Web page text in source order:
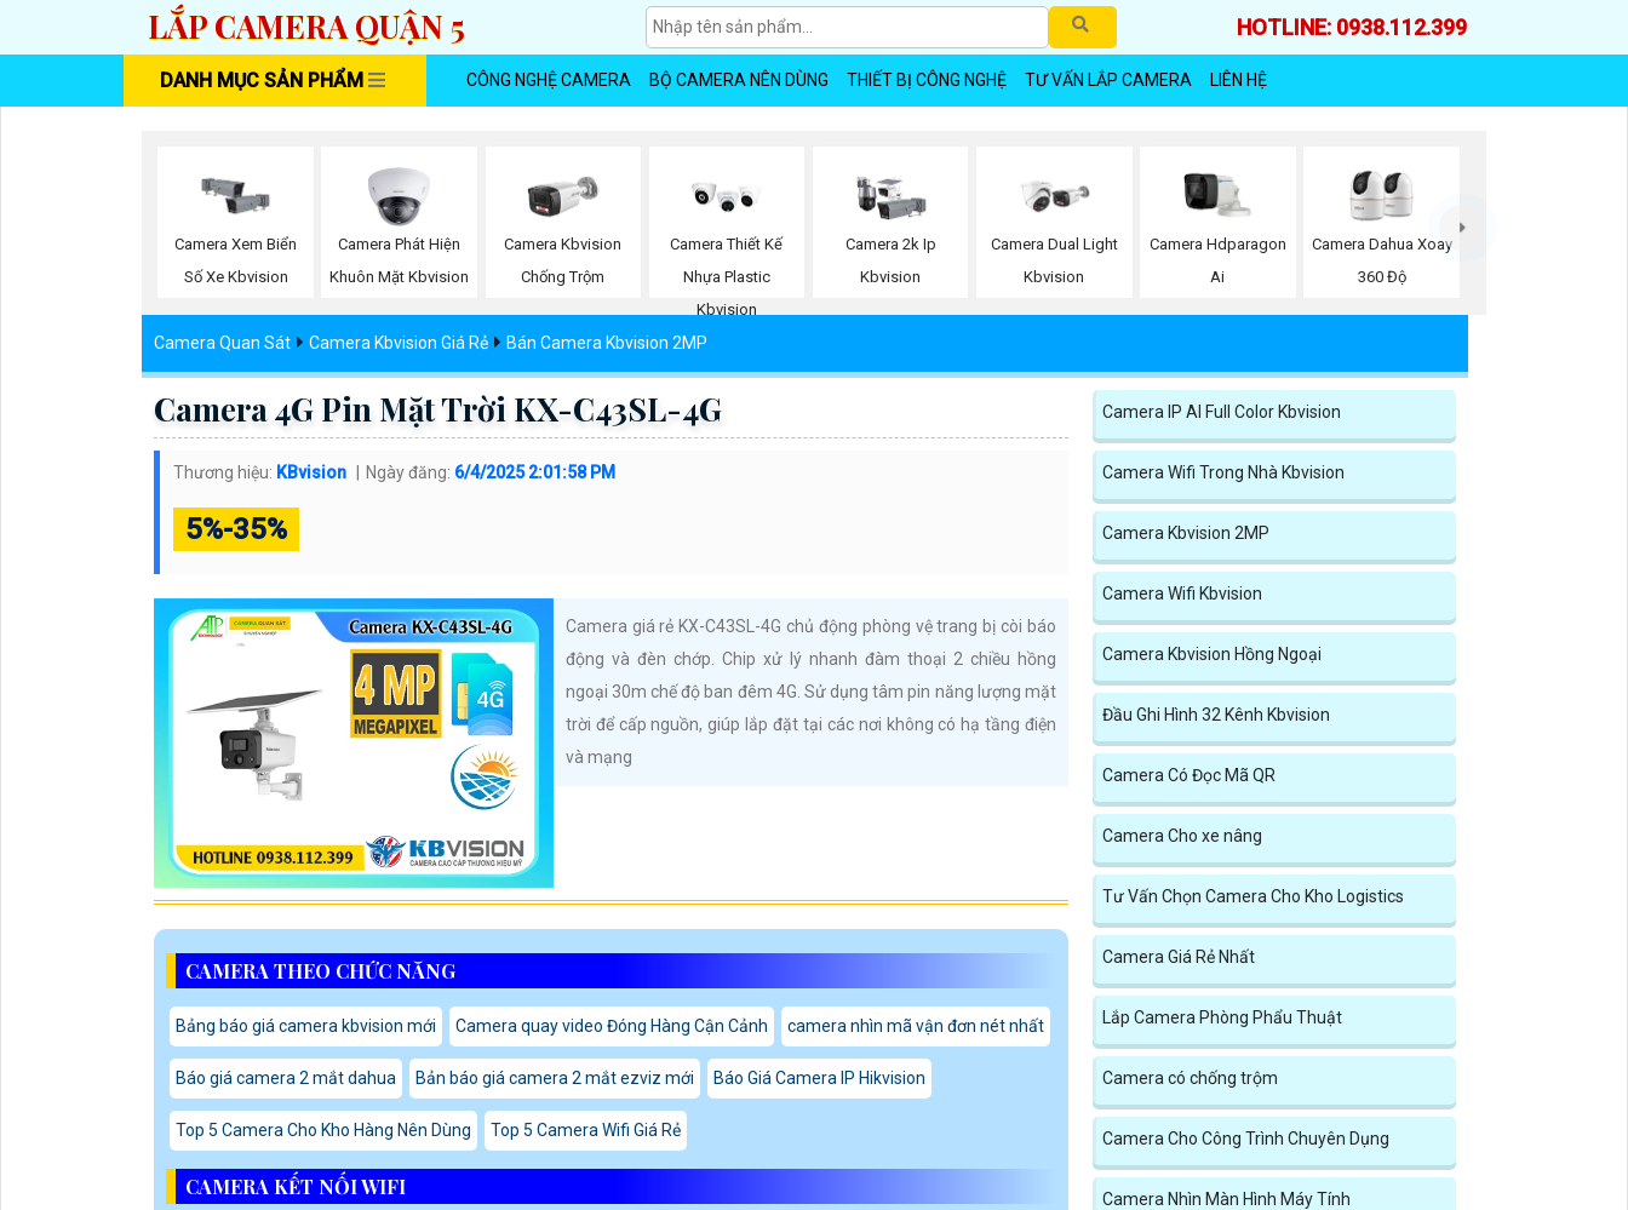
LẮP CAMERA QUẬN 5 HOTLINE: 0938.112.399
DANH MỤC SẢN PHẨM CÔNG NGHỆ CAMERA BỘ CAMERA NÊN DÙNG THIẾT BỊ CÔNG NGHỆ TƯ VẤN LẮP CAMERA LIÊN HỆ
Camera Xem Biển
Số Xe Kbvision
Camera Phát Hiện
Khuôn Mặt Kbvision
Camera Kbvision
Chống Trộm
Camera Thiết Kế
Nhựa Plastic
Kbvision
Camera 2k Ip
Kbvision
Camera Dual Light
Kbvision
Camera Hdparagon
Ai
Camera Dahua Xoay
360 Độ
Camera Quan Sát Camera Kbvision Giá Rẻ Bán Camera Kbvision 2MP
Camera 4G Pin Mặt Trời KX-C43SL-4G
Thương hiệu: KBvision Ngày đăng: 6/4/2025 2:01:58 PM
5%-35%
Camera giá rẻ KX-C43SL-4G chủ động phòng vệ trang bị còi báo
động và đèn chớp. Chip xử lý nhanh đàm thoại 2 chiều hồng
ngoại 30m chế độ ban đêm 4G. Sử dụng tâm pin năng lượng mặt
trời để cấp nguồn, giúp lắp đặt tại các nơi không có hạ tầng điện
và mạng
CAMERA THEO CHỨC NĂNG
Bảng báo giá camera kbvision mới Camera quay video Đóng Hàng Cận Cảnh camera nhìn mã vận đơn nét nhất
Báo giá camera 2 mắt dahua Bản báo giá camera 2 mắt ezviz mới Báo Giá Camera IP Hikvision
Top 5 Camera Cho Kho Hàng Nên Dùng Top 5 Camera Wifi Giá Rẻ
CAMERA KẾT NỐI WIFI
Camera IP AI Full Color Kbvision
Camera Wifi Trong Nhà Kbvision
Camera Kbvision 2MP
Camera Wifi Kbvision
Camera Kbvision Hồng Ngoại
Đầu Ghi Hình 32 Kênh Kbvision
Camera Có Đọc Mã QR
Camera Cho xe nâng
Tư Vấn Chọn Camera Cho Kho Logistics
Camera Giá Rẻ Nhất
Lắp Camera Phòng Phẩu Thuật
Camera có chống trộm
Camera Cho Công Trình Chuyên Dụng
Camera Nhìn Màn Hình Máy Tính